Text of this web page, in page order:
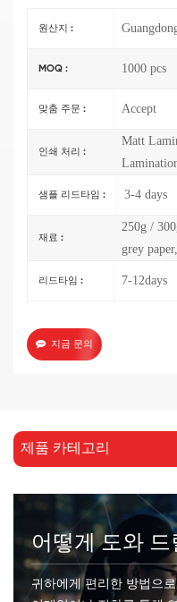
원산지 :
MOQ : 1000 pcs
맞춤 주문 : Accept
인쇄 처리 :
Matt
샘플 리드타임 : 3-4 days
재료 :
250g /
grey
리드타임 : 7-12days
지금 문의
제품 카테고리
어떻게 도와 드
귀하에게 편리한 방법으